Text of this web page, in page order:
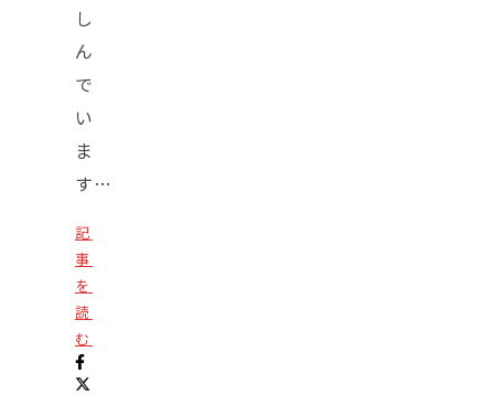
し
ん
で
い
ま
す…
記
事
を
読
む